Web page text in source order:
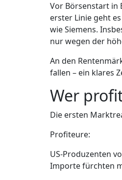
Vor Börsenstart in
erster Linie geht
wie Siemens.
nur wegen der
An den
fallen – ein klares
Wer
Die ersten
Profiteure:
US-Produzenten
Importe fürchten